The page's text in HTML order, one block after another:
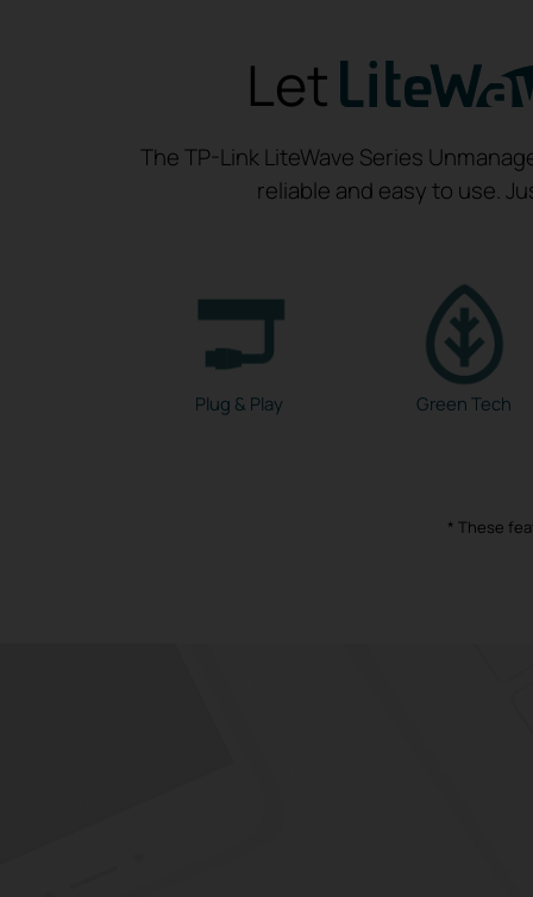
Let
The TP-Link LiteWave Series
reliable and easy to use.
Plug & Play Green Tech
* These